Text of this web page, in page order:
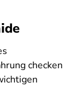
checken